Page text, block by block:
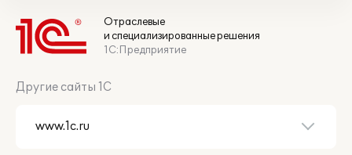
Отраслевые
и специализированные решения
1С:Предприятие
Другие сайты 1С